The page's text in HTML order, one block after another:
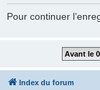
Pour continuer
Index du forum